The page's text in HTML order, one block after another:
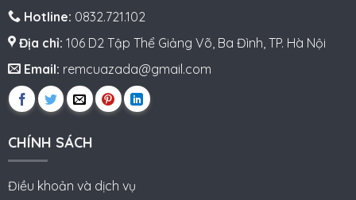
Hotline: 0832.721.102
Địa chỉ: 106 D2 Tập Thể Giảng Võ, Ba Đình, TP. Hà Nội
Email: remcuazada@gmail.com
CHÍNH SÁCH
Điều khoản và dịch vụ